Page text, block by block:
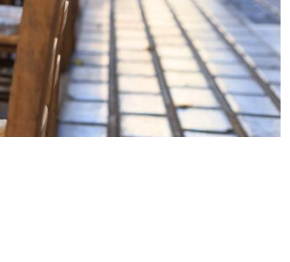
Επαγγελματίας  Άψογη
συνεργασία
Εξυπηρετική, γρήγορη,
σωστή
επαγγελματιαςΕυχαριστώ
πολύ